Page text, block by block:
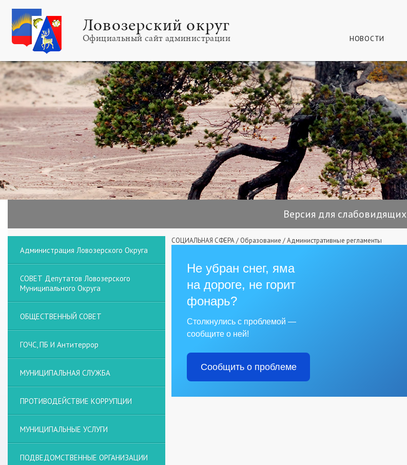
Ловозерский округ
Официальный сайт администрации НОВОСТИ
Версия для слабовидящих
СОЦИАЛЬНАЯ СФЕРА/ Образование /Административные регламенты
Не убран снег, яма
на дороге, не горит
фонарь?
Столкнулись с проблемой —
сообщите о ней!
Сообщить о проблеме
Администрация Ловозерского Округа
СОВЕТ Депутатов Ловозерского
Муниципального Округа
ОБЩЕСТВЕННЫЙ СОВЕТ
ГОЧС, ПБ И Антитеррор
МУНИЦИПАЛЬНАЯ СЛУЖБА
ПРОТИВОДЕЙСТВИЕ КОРРУПЦИИ
МУНИЦИПАЛЬНЫЕ УСЛУГИ
ПОДВЕДОМСТВЕННЫЕ ОРГАНИЗАЦИИ